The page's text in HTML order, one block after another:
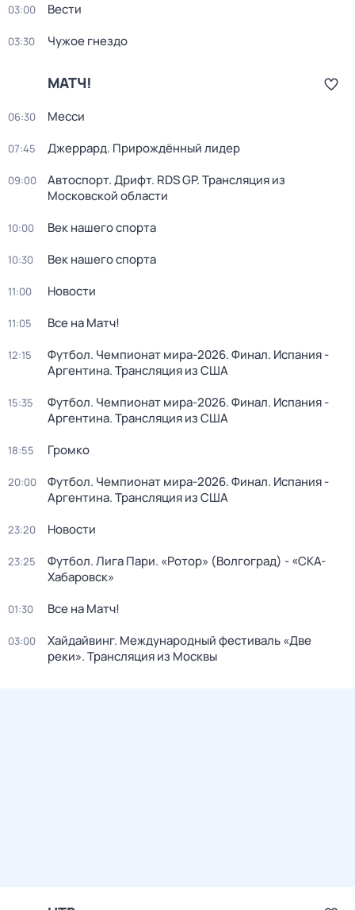
03:00 Вести
03:30 Чужое гнездо
МАТЧ!
06:30 Месси
07:45 Джеррард. Прирождённый лидер
09:00
Автоспорт. Дрифт. RDS GP. Трансляция из
Московской области
10:00 Век нашего спорта
10:30 Век нашего спорта
11:00 Новости
11:05 Все на Матч!
12:15
Футбол. Чемпионат мира-2026. Финал. Испания -
Аргентина. Трансляция из США
15:35
Футбол. Чемпионат мира-2026. Финал. Испания -
Аргентина. Трансляция из США
18:55 Громко
20:00
Футбол. Чемпионат мира-2026. Финал. Испания -
Аргентина. Трансляция из США
23:20 Новости
23:25
Футбол. Лига Пари. «Ротор» (Волгоград) - «СКА-
Хабаровск»
01:30 Все на Матч!
03:00
Хайдайвинг. Международный фестиваль «Две
реки». Трансляция из Москвы